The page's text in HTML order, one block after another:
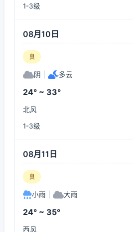
1-3级
08月10日
良
阴 多云
24° ~ 33°
北风
1-3级
08月11日
良
小雨 大雨
24° ~ 35°
西风